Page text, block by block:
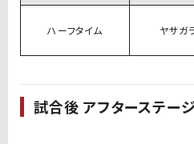
ハーフタイム ヤサガ
試合後 アフターステー